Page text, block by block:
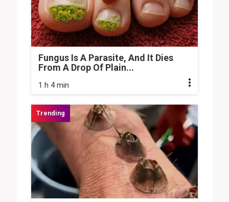
Fungus Is A Parasite, And It Dies
From A Drop Of Plain...
1 h 4 min